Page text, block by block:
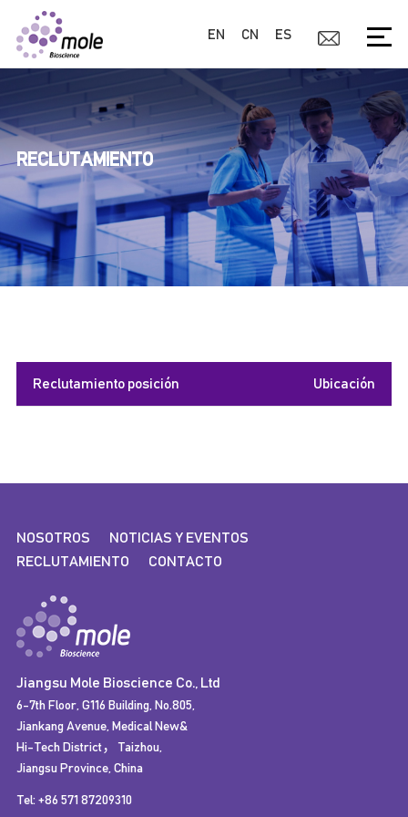
EN CN ES
RECLUTAMIENTO
Reclutamiento posición Ubicación
NOSOTROS
NOTICIAS Y EVENTOS
RECLUTAMIENTO
CONTACTO
Jiangsu Mole Bioscience Co., Ltd
6-7th Floor, G116 Building, No.805,
Jiankang Avenue, Medical New&
Hi-Tech District，Taizhou,
Jiangsu Province, China
Tel: +86 571 87209310